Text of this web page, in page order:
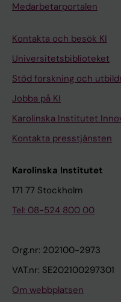
Medarbetarportalen
Kontakta och besök KI
Universitetsbiblioteket
Stöd forskning och
Jobba på KI
Karolinska Institutet
Kontakta presstjänsten
Karolinska Institutet
171 77 Stockholm
Tel: 08-524 800 00
Org.nr: 202100-2973
VAT.nr: SE202100297301
Om webbplatsen